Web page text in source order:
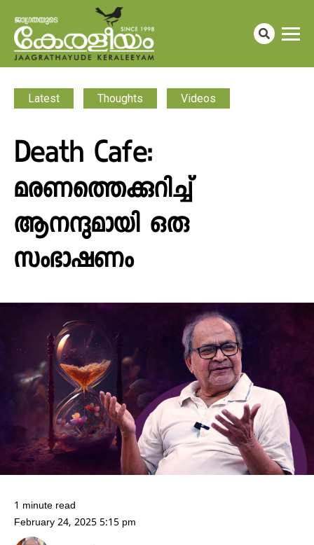
Latest Thoughts Videos
Death Cafe:
മരണത്തെക്കുറിച്ച്
ആനന്ദുമായി ഒരു
സംഭാഷണം
1 minute read
February 24, 2025 5:15 pm